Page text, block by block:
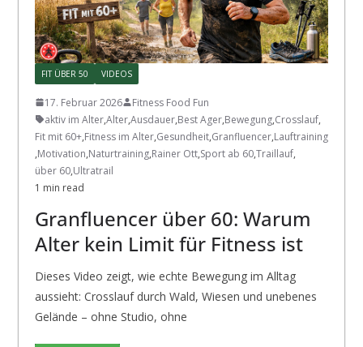
FIT ÜBER 50 VIDEOS
17. Februar 2026
Fitness Food Fun
aktiv im Alter,Alter,Ausdauer,Best Ager,Bewegung,Crosslauf,
Fit mit 60+,Fitness im Alter,Gesundheit,Granfluencer,Lauftraining
,Motivation,Naturtraining,Rainer Ott,Sport ab 60,Traillauf,
über 60,Ultratrail
1 min read
Granfluencer über 60: Warum
Alter kein Limit für Fitness ist
Dieses Video zeigt, wie echte Bewegung im Alltag
aussieht: Crosslauf durch Wald, Wiesen und unebenes
Gelände – ohne Studio, ohne